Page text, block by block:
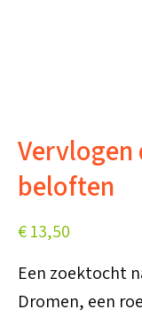
beloften
€13,50
Een zoektocht
Dromen, een